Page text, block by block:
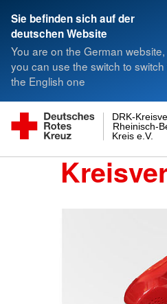
Sie befinden sich auf der
deutschen Website
You are on the German website,
you can use the switch to switch
the English one
Kreis e.V.
Rheinisch-
DRK-